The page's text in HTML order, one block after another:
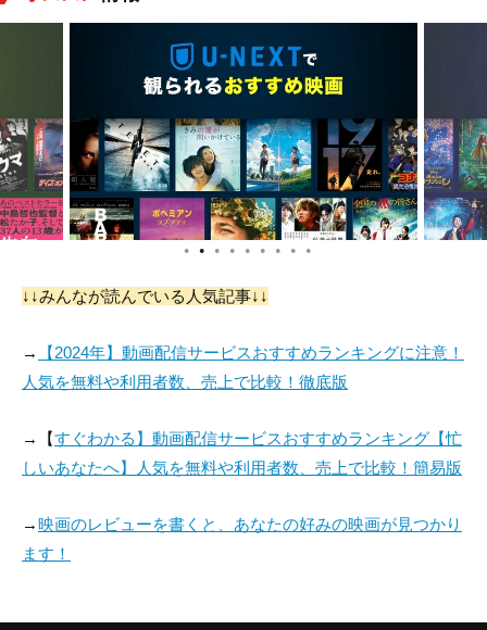
● ● ● ● ● ● ● ● ●
↓↓みんなが読んでいる人気記事↓↓
→
【2024年】動画配信サービスおすすめランキングに注意！
人気を無料や利用者数、売上で比較！徹底版
→【すぐわかる】動画配信サービスおすすめランキング【忙
しいあなたへ】人気を無料や利用者数、売上で比較！簡易版
→映画のレビューを書くと、あなたの好みの映画が見つかり
ます！